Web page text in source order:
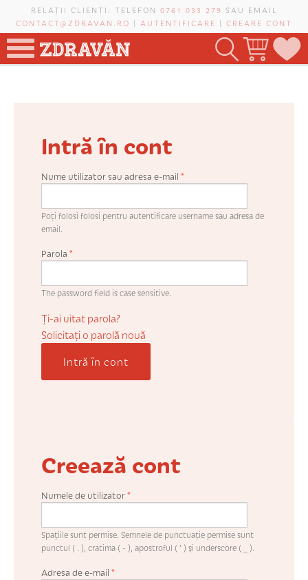
Mergi la conţinutul principal
RELAȚII CLIENȚI: TELEFON 0761 033 279 SAU EMAIL
CONTACT@ZDRAVAN.RO | AUTENTIFICARE | CREARE CONT
VIȚĂ-DE-VIE
Intră în cont
Nume utilizator sau adresa e-mail *
Poți folosi folosi pentru autentificare username sau adresa de
email.
Parola *
The password field is case sensitive.
Ți-ai uitat parola?
Solicitaţi o parolă nouă
Intră în cont
Creează cont
Numele de utilizator*
Spaţiile sunt permise. Semnele de punctuaţie permise sunt
punctul ( . ), cratima ( - ), apostroful ( ' ) şi underscore ( _ ).
Adresa de e-mail *